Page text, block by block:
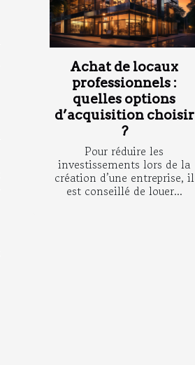
Achat de locaux
professionnels :
quelles options
d’acquisition choisir
?
Pour réduire les
investissements lors de la
création d’une entreprise, il
est conseillé de louer...